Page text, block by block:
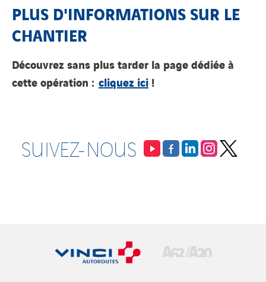
PLUS D'INFORMATIONS SUR LE
CHANTIER
Découvrez sans plus tarder la page dédiée à
cette opération : cliquez ici !
SUIVEZ-NOUS